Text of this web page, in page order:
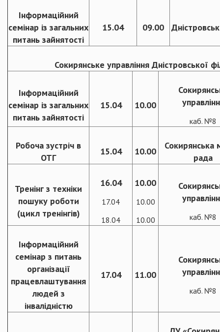
Інформаційний
семінар із загальних
питань зайнятості
15.04 09.00
Сокирянське управління Дністровської
Інформаційний
семінар із загальних
питань зайнятості
15.04 10.00
каб. №8
Робоча зустріч в
ОТГ
15.04 10.00
Сокирянська
рада
Тренінг з техніки
пошуку роботи
(цикл тренінгів)
16.04
17.04
18.04
10.00
10.00
10.00
каб. №8
Інформаційний
семінар з питань
організації
працевлаштування
людей з
інвалідністю
17.04 11.00
каб. №8